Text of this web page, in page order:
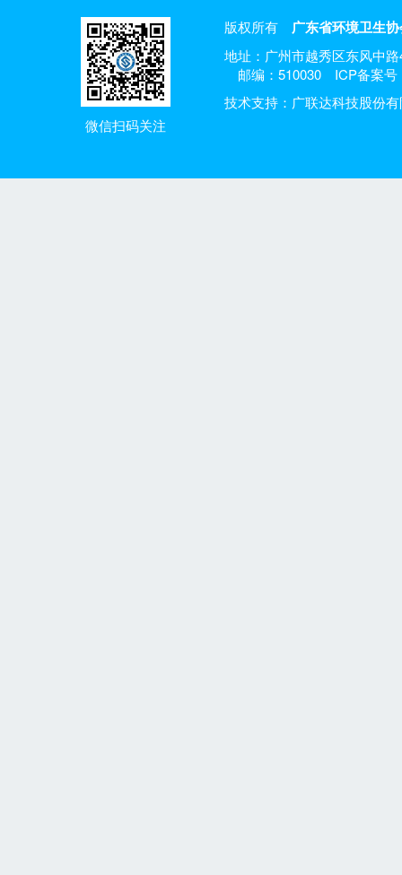
微信扫码关注
版权所有 广东省环境卫生
地址：广州市越秀区东风中
邮编：510030
ICP备案号
技术支持：广联达科技股份